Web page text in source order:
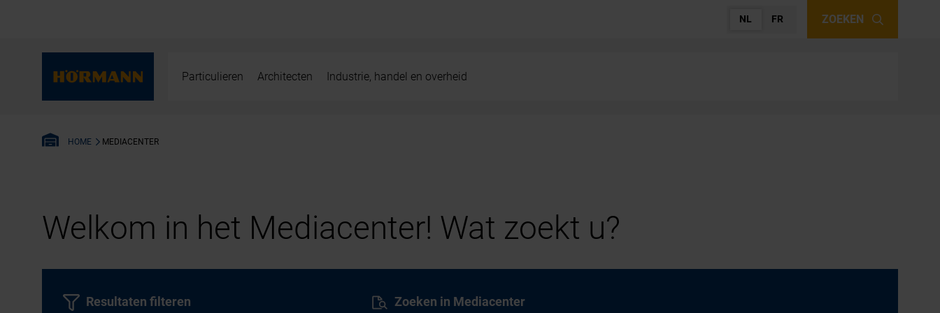
NL FR ZOEKEN
Particulieren Architecten Industrie, handel en overheid
HOME MEDIACENTER
Welkom in het Mediacenter! Wat zoekt u?
Zoeken in Mediacenter
Resultaten filteren